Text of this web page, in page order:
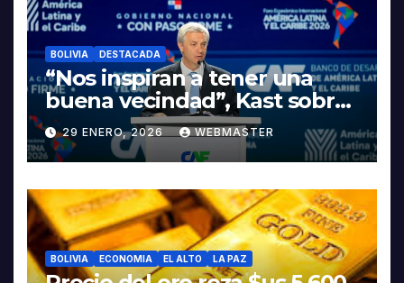
BOLIVIA DESTACADA
“Nos inspiran a tener una
buena vecindad”, Kast sobre
discurso del presidente
Rodrigo Paz
29 ENERO, 2026 WEBMASTER
BOLIVIA ECONOMIA EL ALTO LA PAZ